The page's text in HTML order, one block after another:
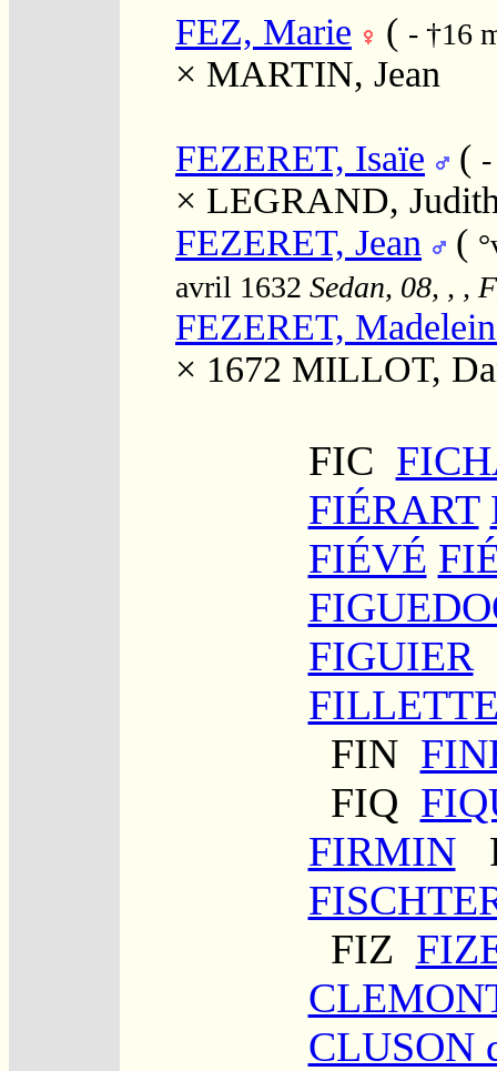
FEZ, Marie ( - †16
× MARTIN, Jean
FEZERET, Isaïe (
× LEGRAND,
FEZERET, Jean
(
avril 1632 Sedan, 08, , ,
FEZERET,
× 1672 MILLOT,
FIC
FIÉRART
FIÉVÉ
FIGUIER
FIN
FIQ
FIRMIN
FIZ
CLUSON